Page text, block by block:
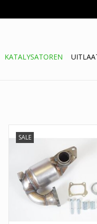
KATALYSATOREN
SALE
8200487390,
8200397416, 2090000Q0F,
1657600QAF
TOEVOEGEN AAN